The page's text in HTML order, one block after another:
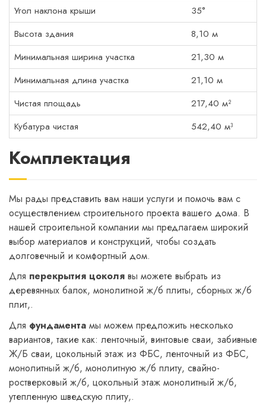
Угол наклона крыши
35°
Высота здания
8,10 м
Минимальная ширина участка
21,30 м
Минимальная длина участка
21,10 м
Чистая площадь
217,40 м²
Кубатура чистая
542,40 м³
Комплектация
Мы рады представить вам наши услуги и помочь вам с
осуществлением строительного проекта вашего дома. В
нашей строительной компании мы предлагаем широкий
выбор материалов и конструкций, чтобы создать
долговечный и комфортный дом.
Для перекрытия цоколя вы можете выбрать из
деревянных балок, монолитной ж/б плиты, сборных ж/б
плит,.
Для фундамента мы можем предложить несколько
вариантов, такие как: ленточный, винтовые сваи, забивные
Ж/Б сваи, цокольный этаж из ФБС, ленточный из ФБС,
монолитный ж/б, монолитную ж/б плиту, свайно-
ростверковый ж/б, цокольный этаж монолитный ж/б,
утепленную шведскую плиту,.